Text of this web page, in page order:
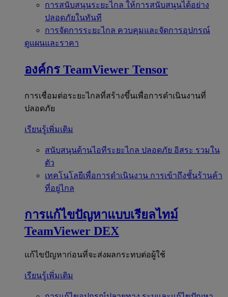
การสนับสนุนระยะไกล ให้การสนับสนุนได้อย่าง
ปลอดภัยในทันที
การจัดการระยะไกล ควบคุมและจัดการอุปกรณ์
ดูแผนและราคา
องค์กร TeamViewer Tensor
การเชื่อมต่อระยะไกลที่สร้างขึ้นเพื่อการดำเนินงานที่
ปลอดภัย
เรียนรู้เพิ่มเติม
สนับสนุนด้านไอทีระยะไกล ปลอดภัย อิสระ รวมใน
ตัว
เทคโนโลยีเพื่อการดำเนินงาน การเข้าถึงชั้นร้านค้า
ที่อยู่ไกล
การแก้ไขปัญหาแบบเรียลไทม์
TeamViewer DEX
แก้ไขปัญหาก่อนที่จะส่งผลกระทบต่อผู้ใช้
เรียนรู้เพิ่มเติม